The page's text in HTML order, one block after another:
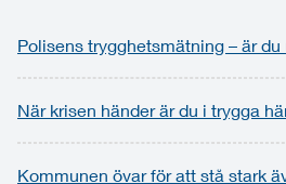
Polisens trygghetsmätning – är du
När krisen händer är du i trygga
Kommunen övar för att stå stark